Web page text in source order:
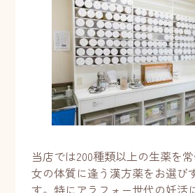
当店では200種類以上の生薬を
女の体質に逢う漢方薬をお選び